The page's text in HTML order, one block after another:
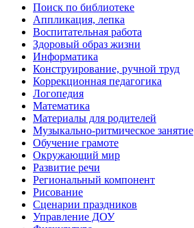
Поиск по библиотеке
Аппликация, лепка
Воспитательная работа
Здоровый образ жизни
Информатика
Конструирование, ручной труд
Коррекционная педагогика
Логопедия
Математика
Материалы для родителей
Музыкально-ритмическое занятие
Обучение грамоте
Окружающий мир
Развитие речи
Региональный компонент
Рисование
Сценарии праздников
Управление ДОУ